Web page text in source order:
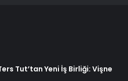
Tut’tan Yeni İş Birliği: Vişne